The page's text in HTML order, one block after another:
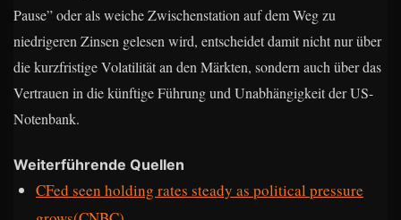
Pause” oder als weiche Zwischenstation auf dem Weg zu
niedrigeren Zinsen gelesen wird, entscheidet damit nicht nur über
die kurzfristige Volatilität an den Märkten, sondern auch über das
Vertrauen in die künftige Führung und Unabhängigkeit der US-
Notenbank.
Weiterführende Quellen
CFed seen holding rates steady as political pressure